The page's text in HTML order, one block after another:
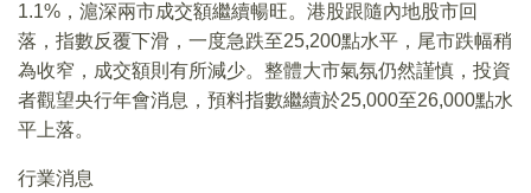
1.1%，滬深兩市成交額繼續暢旺。港股跟隨內地股市回
落，指數反覆下滑，一度急跌至25,200點水平，尾市跌幅稍
為收窄，成交額則有所減少。整體大市氣氛仍然謹慎，投資
者觀望央行年會消息，預料指數繼續於25,000至26,000點水
平上落。
行業消息